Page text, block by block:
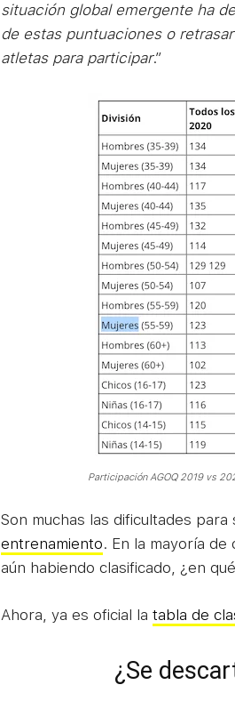
situación global emergente ha
de estas puntuaciones o
atletas para participar.”
Participación AGOQ 2019 vs
Son muchas las dificultades
entrenamiento. En la mayoría
aún habiendo clasificado, ¿en
Ahora, ya es oficial la tabla de
¿Se